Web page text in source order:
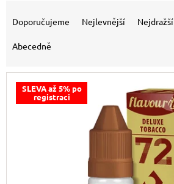
Doporučujeme Nejlevnější Nejdražší
Abecedně
SLEVA až 5% po
registraci